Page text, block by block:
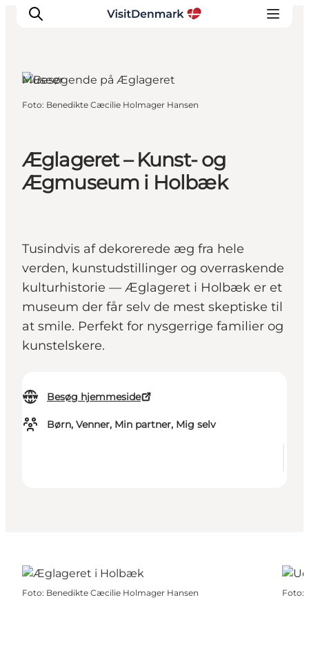
Oplevelser
Overnatning
Planlæg ferien
Æglageret – Kunst- og
Ægmuseum i Holbæk
Tusindvis af dekorerede æg fra hele
verden, kunstudstillinger og overraskende
kulturhistorie — Æglageret i Holbæk er et
museum der får selv de mest skeptiske til
at smile. Perfekt for nysgerrige familier og
kunstelskere.
Besøg hjemmeside
Børn, Venner, Min partner, Mig selv
Museer
Foto: Benedikte Cæcilie Holmager Hansen
Foto: Benedikte Cæcilie Holmager Hansen Foto: